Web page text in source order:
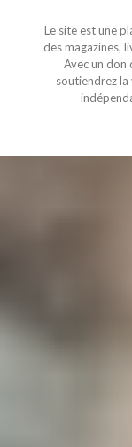
Le site est une
des magazines,
Avec un don
soutiendrez